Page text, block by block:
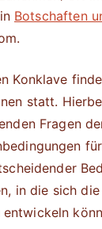
Botschaften
Konklave
statt.
Fragen
in die sich